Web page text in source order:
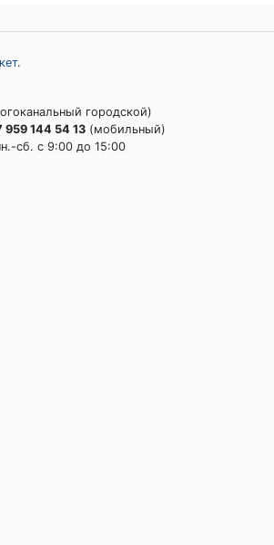
.
городской)
959 144 54 13 (мобильный)
сб. c 9:00 до 15:00